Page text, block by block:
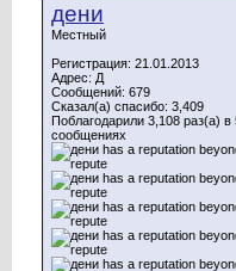
дени
Местный
Регистрация: 21.01.2013
Адрес: Д
Сообщений: 679
Сказал(а) спасибо: 3,409
Поблагодарили 3,108 раз(а) в
сообщениях